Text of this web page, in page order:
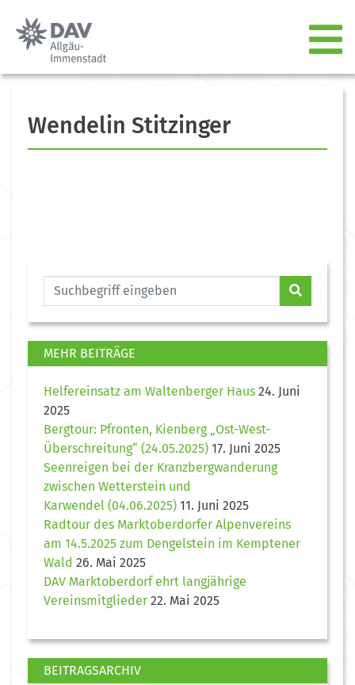
Wendelin Stitzinger
MEHR BEITRÄGE
Helfereinsatz am Waltenberger Haus 24. Juni
2025
Bergtour: Pfronten, Kienberg „Ost-West-
Überschreitung“ (24.05.2025) 17. Juni 2025
Seenreigen bei der Kranzbergwanderung
zwischen Wetterstein und
Karwendel (04.06.2025) 11. Juni 2025
Radtour des Marktoberdorfer Alpenvereins
am 14.5.2025 zum Dengelstein im Kemptener
Wald 26. Mai 2025
DAV Marktoberdorf ehrt langjährige
Vereinsmitglieder 22. Mai 2025
BEITRAGSARCHIV